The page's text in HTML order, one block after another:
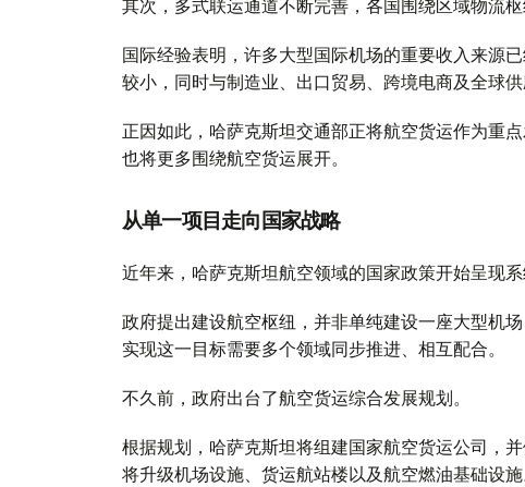
其次，多式联运通道不断完善，各国围绕区域物流枢
国际经验表明，许多大型国际机场的重要收入来源
较小，同时与制造业、出口贸易、跨境电商及全球供
正因如此，哈萨克斯坦交通部正将航空货运作为重
也将更多围绕航空货运展开。
从单一项目走向国家战略
近年来，哈萨克斯坦航空领域的国家政策开始呈现系
政府提出建设航空枢纽，并非单纯建设一座大型机
实现这一目标需要多个领域同步推进、相互配合。
不久前，政府出台了航空货运综合发展规划。
根据规划，哈萨克斯坦将组建国家航空货运公司，
将升级机场设施、货运航站楼以及航空燃油基础设施